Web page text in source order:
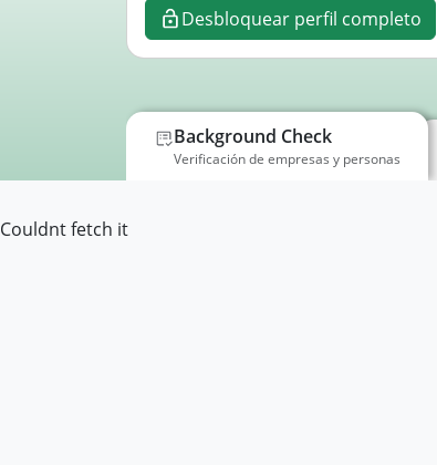
Desbloquear perfil completo
Background Check
Verificación de empresas y personas
Couldnt fetch it